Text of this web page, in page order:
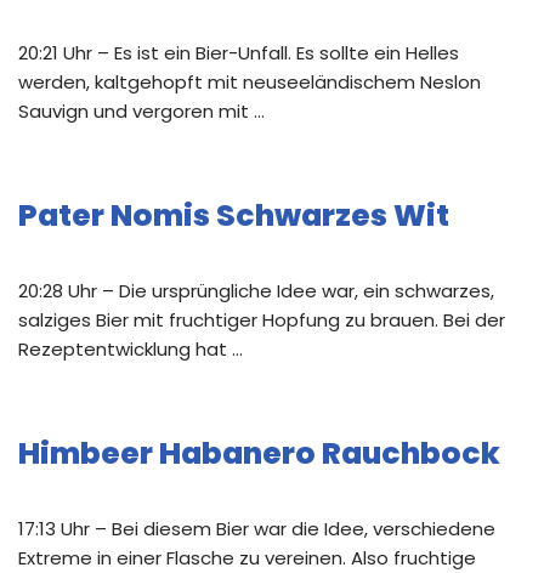
20:21 Uhr – Es ist ein Bier-Unfall. Es sollte ein Helles
werden, kaltgehopft mit neuseeländischem Neslon
Sauvign und vergoren mit …
Pater Nomis Schwarzes Wit
20:28 Uhr – Die ursprüngliche Idee war, ein schwarzes,
salziges Bier mit fruchtiger Hopfung zu brauen. Bei der
Rezeptentwicklung hat …
Himbeer Habanero Rauchbock
17:13 Uhr – Bei diesem Bier war die Idee, verschiedene
Extreme in einer Flasche zu vereinen. Also fruchtige